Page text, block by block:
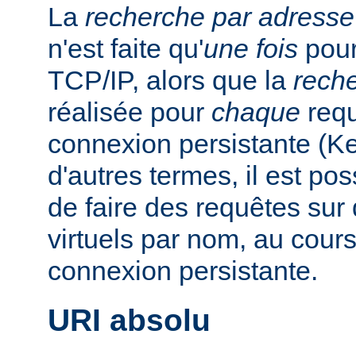
La recherche par
n'est faite qu'une fois
TCP/IP, alors que la
réalisée pour chaque
connexion persistante
d'autres termes, il est
de faire des requêtes sur
virtuels par nom, au
connexion persistante.
URI absolu